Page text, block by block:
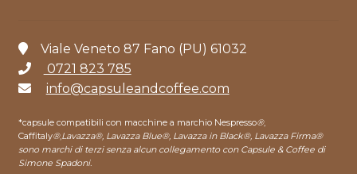
Viale Veneto 87 Fano (PU) 61032
0721 823 785
info@capsuleandcoffee.com
*capsule compatibili con macchine a marchio Nespresso®,
Caffitaly®,Lavazza®, Lavazza Blue®, Lavazza in Black®, Lavazza Firma®
sono marchi di terzi senza alcun collegamento con Capsule & Coffee di
Simone Spadoni.